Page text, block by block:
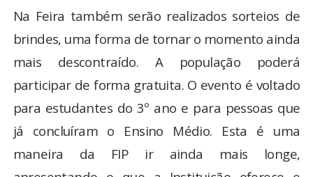
Na Feira também serão realizados sorteios de
brindes, uma forma de tornar o momento ainda
mais descontraído. A população poderá
participar de forma gratuita. O evento é voltado
para estudantes do 3º ano e para pessoas que
já concluíram o Ensino Médio. Esta é uma
maneira da FIP ir ainda mais longe,